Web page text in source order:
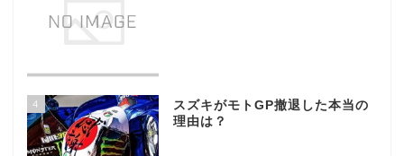
4
スズキがモトGP撤退した本当の
理由は？